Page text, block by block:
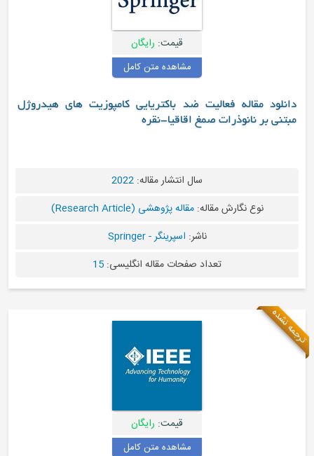
قیمت: رایگان
مشاهده متن کامل
دانلود مقاله فعالیت ضد باکتریایی کامپوزیت های هیدروژل
مبتنی بر نانوذرات صمغ اقاقیا-نقره
سال انتشار مقاله: 2022
نوع نگارش مقاله:مقاله پژوهشی (Research Article)
ناشر: اسپرینگر - Springer
تعداد صفحات مقاله انگلیسی: 15
ترجمه نشده
قیمت: رایگان
مشاهده متن کامل